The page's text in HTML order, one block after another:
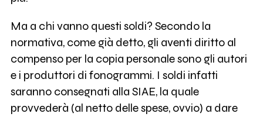
Ma a chi vanno questi soldi? Secondo la
normativa, come già detto, gli aventi diritto al
compenso per la copia personale sono gli autori
e i produttori di fonogrammi. I soldi infatti
saranno consegnati alla SIAE, la quale
provvederà (al netto delle spese, ovvio) a dare